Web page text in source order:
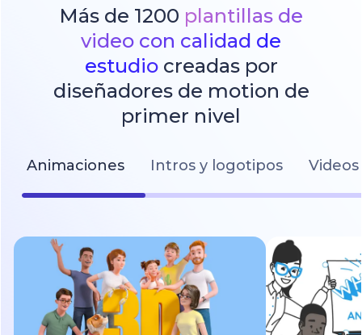
Más de 1200 plantillas de
video con calidad de
estudiocreadas por
diseñadores de motion de
primer nivel
Animaciones Intros y logotipos